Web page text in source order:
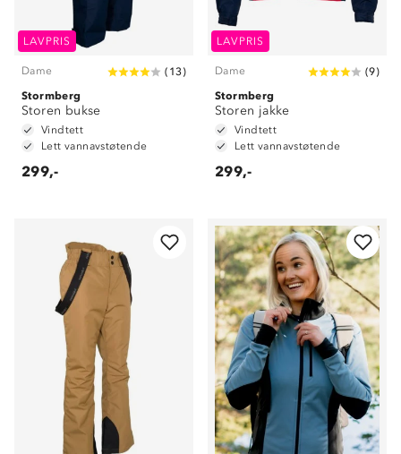
LAVPRIS
Dame ( 13)
Stormberg
Storen bukse
Vindtett
Lett vannavstøtende
299,-
LAVPRIS
Dame (9)
Stormberg
Storen jakke
Vindtett
Lett vannavstøtende
299,-